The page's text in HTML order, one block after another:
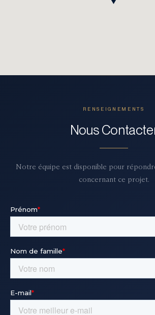
RENSEIGNEMENTS
Nous
Notre équipe est disponible pour
concernant ce projet.